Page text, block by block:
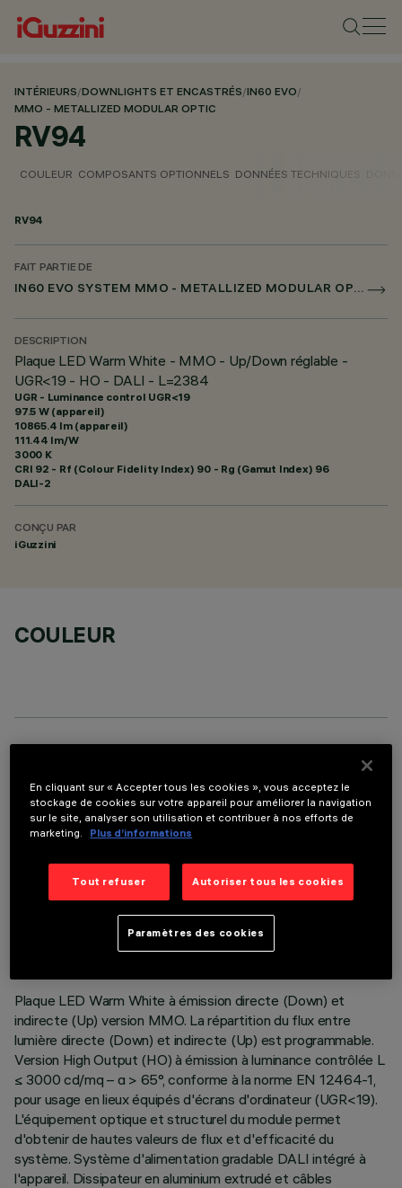
INTÉRIEURS/DOWNLIGHTS ET ENCASTRÉS/IN60 EVO/
MMO - METALLIZED MODULAR OPTIC
RV94
COULEUR COMPOSANTS OPTIONNELS DONNÉES TECHNIQUES
RV94
FAIT PARTIE DE
IN60 EVO SYSTEM MMO - METALLIZED MODULAR OPTIC
DESCRIPTION
Plaque LED Warm White - MMO - Up/Down réglable -
UGR<19 - HO - DALI - L=2384
UGR - Luminance control UGR<19
97.5 W (appareil)
10865.4 lm (appareil)
111.44 lm/W
3000 K
CRI 92 - Rf (Colour Fidelity Index) 90 - Rg (Gamut Index) 96
DALI-2
CONÇU PAR
iGuzzini
COULEUR
DONNÉES TECHNIQUES
Plaque LED Warm White à émission directe (Down) et
indirecte (Up) version MMO. La répartition du flux entre
lumière directe (Down) et indirecte (Up) est programmable.
Version High Output (HO) à émission à luminance contrôlée L
≤ 3000 cd/mq – α > 65°, conforme à la norme EN 12464-1,
pour usage en lieux équipés d'écrans d'ordinateur (UGR<19).
L'équipement optique et structurel du module permet
d'obtenir de hautes valeurs de flux et d'efficacité du
système. Système d'alimentation gradable DALI intégré à
l'appareil. Dissipateur en aluminium extrudé et câbles
En cliquant sur « Accepter tous les cookies », vous acceptez le
stockage de cookies sur votre appareil pour améliorer la navigation
sur le site, analyser son utilisation et contribuer à nos efforts de
marketing.
Plus d’informations
Tout refuser Autoriser tous les cookies
Paramètres des cookies